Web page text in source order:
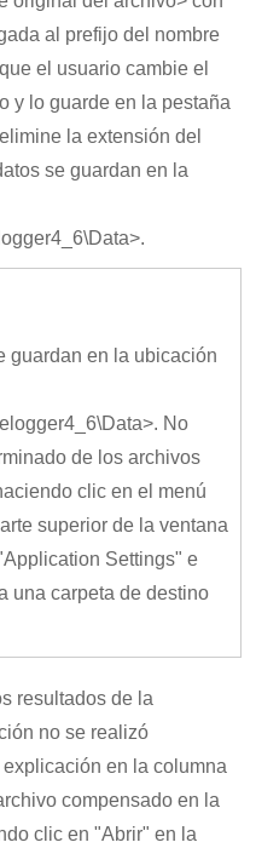
al prefijo del nombre
el usuario cambie el
y lo guarde en la pestaña
la extensión del
se guardan en la
guardan en la ubicación
No
de los archivos
clic en el menú
superior de la ventana
Settings" e
una carpeta de destino
resultados de la
no se realizó
en la columna
compensado en la
clic en "Abrir" en la